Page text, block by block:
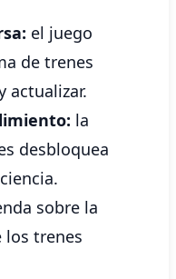
el juego
de trenes
actualizar.
la
desbloquea
sobre la
los trenes